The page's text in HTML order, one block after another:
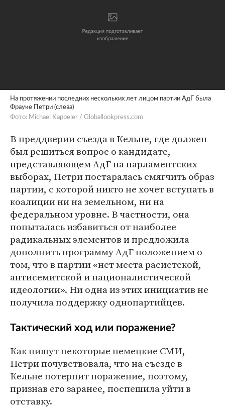
На протяжении последних нескольких лет лицом партии АдГ была
Фрауке Петри (слева)
Фото: Michael Kappeler / Globallookpress.com
В преддверии съезда в Кельне, где должен
был решиться вопрос о кандидате,
представляющем АдГ на парламентских
выборах, Петри постаралась смягчить образ
партии, с которой никто не хочет вступать в
коалиции ни на земельном, ни на
федеральном уровне. В частности, она
попыталась избавиться от наиболее
радикальных элементов и предложила
дополнить программу АдГ положением о
том, что в партии «нет места расистской,
антисемитской и националистической
идеологии». Ни одна из этих инициатив не
получила поддержку однопартийцев.
Тактический ход или поражение?
Как пишут некоторые немецкие СМИ,
Петри почувствовала, что на съезде в
Кельне потерпит поражение, поэтому,
признав его заранее, поспешила уйти в
отставку.